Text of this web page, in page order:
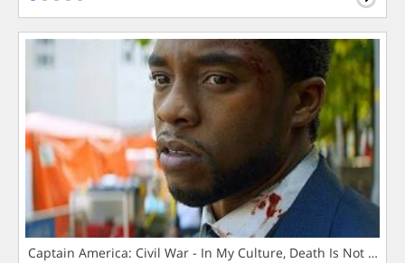
Captain America: Civil War - In My Culture, Death Is Not The